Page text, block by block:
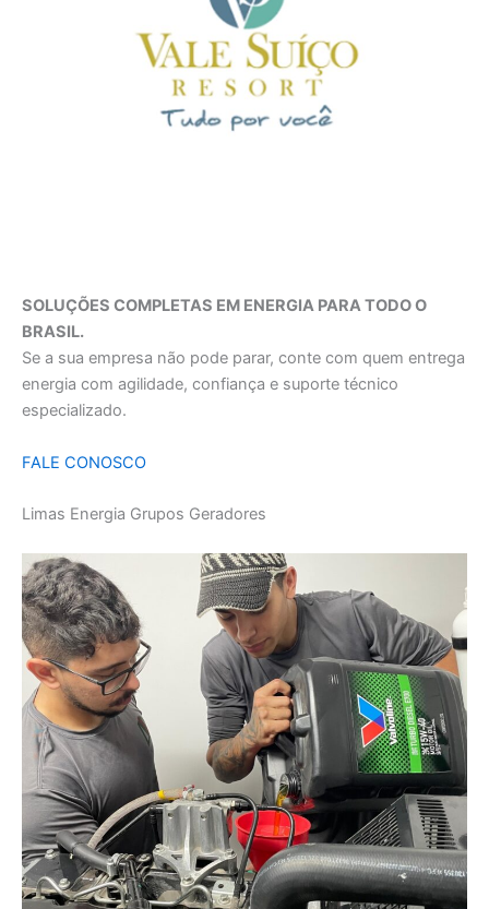
SOLUÇÕES COMPLETAS EM ENERGIA PARA TODO O
BRASIL.
Se a sua empresa não pode parar, conte com quem entrega
energia com agilidade, confiança e suporte técnico
especializado.
FALE CONOSCO
Limas Energia Grupos Geradores